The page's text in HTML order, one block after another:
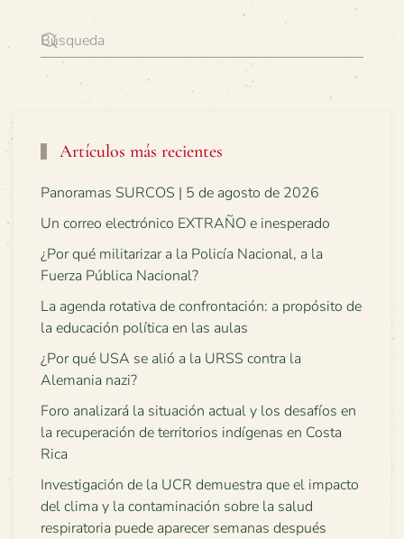
Artículos más recientes
Panoramas SURCOS | 5 de agosto de 2026
Un correo electrónico EXTRAÑO e inesperado
¿Por qué militarizar a la Policía Nacional, a la
Fuerza Pública Nacional?
La agenda rotativa de confrontación: a propósito de
la educación política en las aulas
¿Por qué USA se alió a la URSS contra la
Alemania nazi?
Foro analizará la situación actual y los desafíos en
la recuperación de territorios indígenas en Costa
Rica
Investigación de la UCR demuestra que el impacto
del clima y la contaminación sobre la salud
respiratoria puede aparecer semanas después